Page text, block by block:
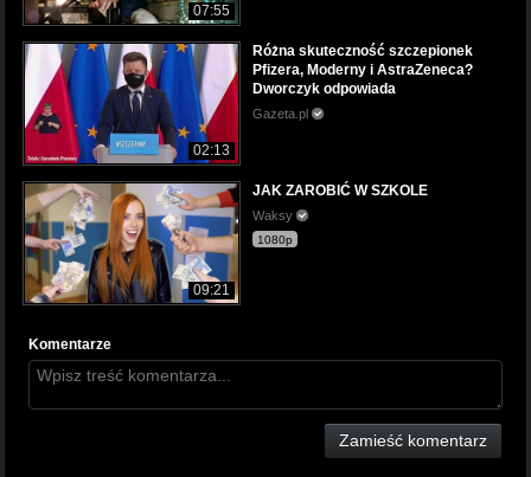
07:55
02:13
Różna skuteczność szczepionek
Pfizera, Moderny i AstraZeneca?
Dworczyk odpowiada
Gazeta.pl
09:21
JAK ZAROBIĆ W SZKOLE
Waksy
1080p
Komentarze
Zamieść komentarz